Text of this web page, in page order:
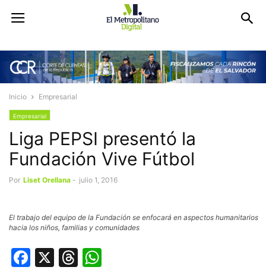
Inicio Empresarial
Empresarial
Liga PEPSI presentó la
Fundación Vive Fútbol
Por Liset Orellana - julio 1, 2016
El trabajo del equipo de la Fundación se enfocará en aspectos humanitarios
hacia los niños, familias y comunidades
Facebook
X Threads